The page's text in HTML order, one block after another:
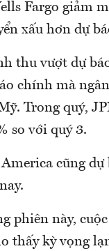
Fargo giảm
xấu hơn dự
thu vượt dự
chính mà
Trong quý,
so với quý 3.
cũng
phiên này,
thấy kỳ vọng